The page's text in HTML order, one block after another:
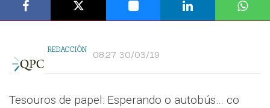
REDACCIÓN 08:27 30/03/19
Tesouros de papel: Esperando o autobús… co